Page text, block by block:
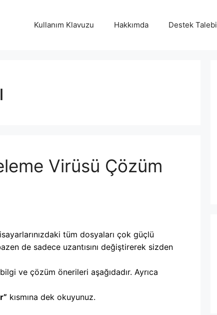
Kullanım Klavuzu Hakkımda Destek Talebi
Virüsü Çözüm
tüm dosyaları çok güçlü
de sadece uzantısını değiştirerek sizden
ve çözüm önerileri aşağıdadır. Ayrıca
kısmına dek okuyunuz.